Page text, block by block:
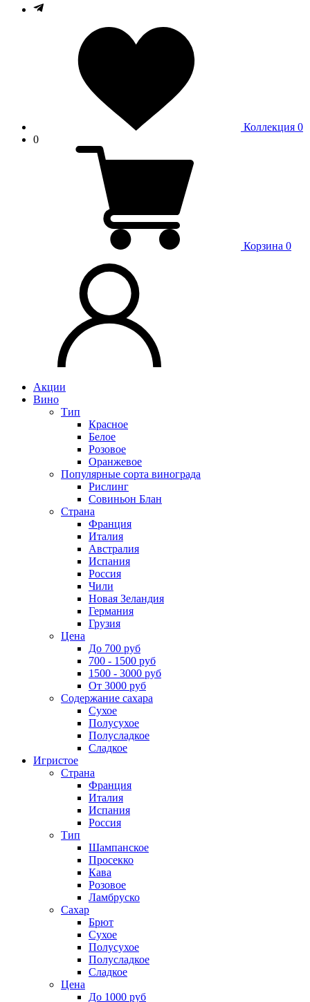
Коллекция 0
0
Корзина 0
Акции
Вино
Тип
Красное
Белое
Розовое
Оранжевое
Популярные сорта винограда
Рислинг
Совиньон Блан
Страна
Франция
Италия
Австралия
Испания
Россия
Чили
Новая Зеландия
Германия
Грузия
Цена
До 700 руб
700 - 1500 руб
1500 - 3000 руб
От 3000 руб
Содержание сахара
Сухое
Полусухое
Полусладкое
Сладкое
Игристое
Страна
Франция
Италия
Испания
Россия
Тип
Шампанское
Просекко
Кава
Розовое
Ламбруско
Сахар
Брют
Сухое
Полусухое
Полусладкое
Сладкое
Цена
До 1000 руб